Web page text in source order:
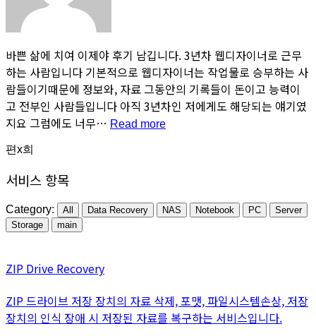
바쁜 삶에 치여 이제야 후기 남깁니다. 3년차 웹디자이너로 근무
하는 사람입니다 기본적으로 웹디자이너는 작업물로 승부하는 사
람들이기때문에 정보와, 자료 그동안의 기록들이 돈이고 능력이
고 전부인 사람들입니다 아직 3년차인 저에게도 해당되는 얘기였
지요 그럼에도 너무… Read more
년
너
주
셨
습
편x희
서비스 항목
Category: All Data Recovery NAS Notebook PC
Server
Storage
main
ZIP Drive Recovery
ZIP 드라이브 저장 장치의 자료 삭제, 포맷, 파일시스템손상, 저장
장치의 인식 장애 시 저장된 자료를 복구하는 서비스입니다.